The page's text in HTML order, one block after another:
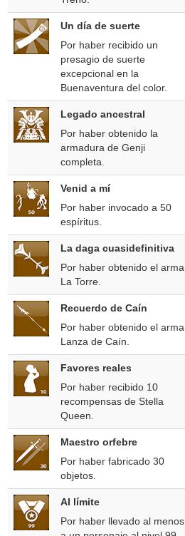
Un día de suerte
Por haber recibido un
presagio de suerte
excepcional en la
Buenaventura del color.
Legado ancestral
Por haber obtenido la
armadura de Genji
completa.
Venid a mí
Por haber invocado a 50
espíritus.
La daga cuasidefinitiva
Por haber obtenido el arma
La Torre.
Recuerdo de Caín
Por haber obtenido el arma
Lanza de Caín.
Favores reales
Por haber recibido 10
recompensas de Stella
Queen.
Maestro orfebre
Por haber fabricado 30
objetos.
Al límite
Por haber llevado al menos